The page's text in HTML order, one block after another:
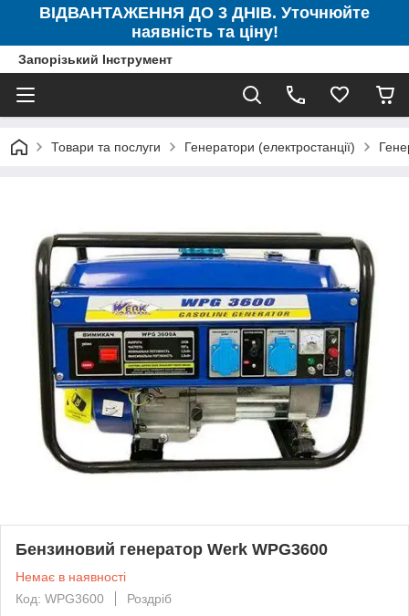
ВІДВАНТАЖЕННЯ ДО 3 ДНІВ. Уточнюйте
наявність та ціну!
Запорізький Інструмент
Товари та послуги Генератори (електростанції)
Бензиновий генератор Werk WPG3600
Немає в наявності
Код: WPG3600
Роздріб